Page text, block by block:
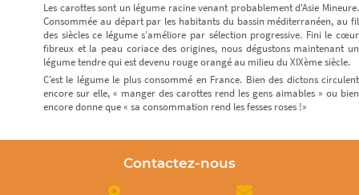
Les carottes sont un légume racine venant probablement d'Asie Mineure.
Consommée au départ par les habitants du bassin méditerranéen, au fil
des siècles ce légume s'améliore par sélection progressive. Fini le cœur
fibreux et la peau coriace des origines, nous dégustons maintenant un
légume tendre qui est devenu rouge orangé au milieu du XIXème siècle.
C’est le légume le plus consommé en France. Bien des dictons circulent
encore sur elle, « manger des carottes rend les gens aimables » ou bien
encore donne que « sa consommation rend les fesses roses !»
Contactez-nous